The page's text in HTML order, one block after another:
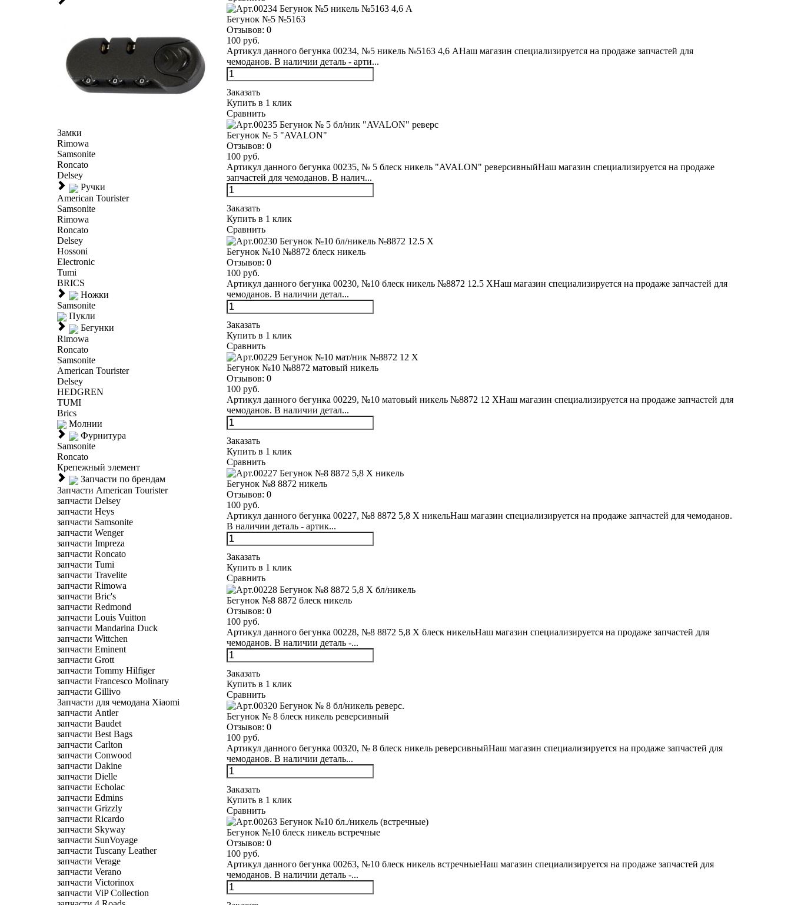
Замки
Rimowa
Samsonite
Roncato
Delsey
Ручки
American Tourister
Samsonite
Rimowa
Roncato
Delsey
Hossoni
Electronic
Tumi
BRICS
Ножки
Samsonite
Пукли
Бегунки
Rimowa
Roncato
Samsonite
American Tourister
Delsey
HEDGREN
TUMI
Brics
Молнии
Фурнитура
Samsonite
Roncato
Крепежный элемент
Запчасти по брендам
Запчасти American Tourister
запчасти Delsey
запчасти Heys
запчасти Samsonite
запчасти Wenger
запчасти Impreza
запчасти Roncato
запчасти Tumi
запчасти Travelite
запчасти Rimowa
запчасти Bric's
запчасти Redmond
запчасти Louis Vuitton
запчасти Mandarina Duck
запчасти Wittchen
запчасти Eminent
запчасти Grott
запчасти Tommy Hilfiger
запчасти Francesco Molinary
запчасти Gillivo
Запчасти для чемодана Xiaomi
запчасти Antler
запчасти Baudet
запчасти Best Bags
запчасти Carlton
запчасти Conwood
запчасти Dakine
запчасти Dielle
запчасти Echolac
запчасти Edmins
запчасти Grizzly
запчасти Ricardo
запчасти Skyway
запчасти SunVoyage
запчасти Tuscany Leather
запчасти Verage
запчасти Verano
запчасти Victorinox
запчасти ViP Collection
Бегунок №5 №5163
Отзывов: 0
100 руб.
Артикул данного бегунка 00234, №5 никель №5163 4,6 АНаш магазин специализируется на продаже запчастей для
чемоданов. В наличии деталь - арти...
Заказать
Купить в 1 клик
Сравнить
Бегунок № 5 "AVALON"
Отзывов: 0
100 руб.
Артикул данного бегунка 00235, № 5 блеск никель "AVALON" реверсивныйНаш магазин специализируется на продаже
запчастей для чемоданов. В налич...
Заказать
Купить в 1 клик
Сравнить
Бегунок №10 №8872 блеск никель
Отзывов: 0
100 руб.
Артикул данного бегунка 00230, №10 блеск никель №8872 12.5 XНаш магазин специализируется на продаже запчастей для
чемоданов. В наличии детал...
Заказать
Купить в 1 клик
Сравнить
Бегунок №10 №8872 матовый никель
Отзывов: 0
100 руб.
Артикул данного бегунка 00229, №10 матовый никель №8872 12 XНаш магазин специализируется на продаже запчастей для
чемоданов. В наличии детал...
Заказать
Купить в 1 клик
Сравнить
Бегунок №8 8872 никель
Отзывов: 0
100 руб.
Артикул данного бегунка 00227, №8 8872 5,8 Х никельНаш магазин специализируется на продаже запчастей для чемоданов.
В наличии деталь - артик...
Заказать
Купить в 1 клик
Сравнить
Бегунок №8 8872 блеск никель
Отзывов: 0
100 руб.
Артикул данного бегунка 00228, №8 8872 5,8 Х блеск никельНаш магазин специализируется на продаже запчастей для
чемоданов. В наличии деталь -...
Заказать
Купить в 1 клик
Сравнить
Бегунок № 8 блеск никель реверсивный
Отзывов: 0
100 руб.
Артикул данного бегунка 00320, № 8 блеск никель реверсивныйНаш магазин специализируется на продаже запчастей для
чемоданов. В наличии деталь...
Заказать
Купить в 1 клик
Сравнить
Бегунок №10 блеск никель встречные
Отзывов: 0
100 руб.
Артикул данного бегунка 00263, №10 блеск никель встречныеНаш магазин специализируется на продаже запчастей для
чемоданов. В наличии деталь -...